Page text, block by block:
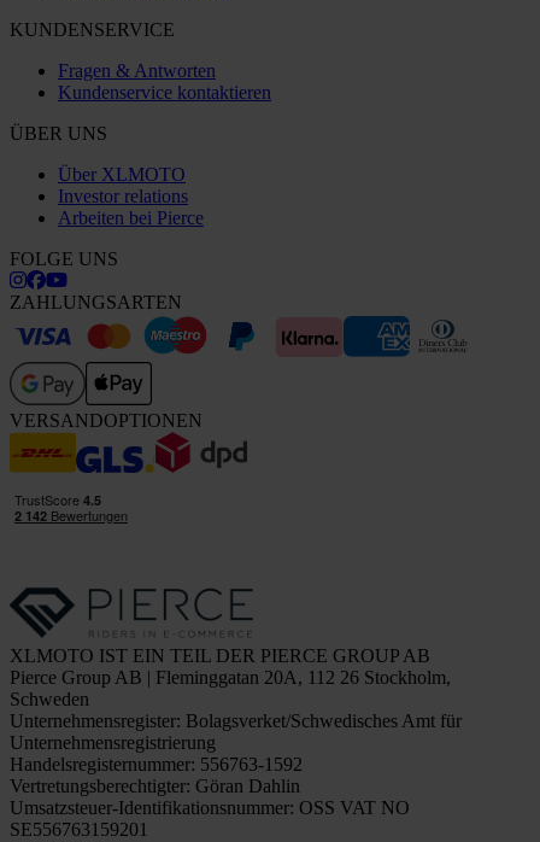
KUNDENSERVICE
Fragen & Antworten
Kundenservice kontaktieren
ÜBER UNS
Über XLMOTO
Investor relations
Arbeiten bei Pierce
FOLGE UNS
ZAHLUNGSARTEN
VERSANDOPTIONEN
XLMOTO IST EIN TEIL DER PIERCE GROUP AB
Pierce Group AB | Fleminggatan 20A, 112 26 Stockholm,
Schweden
Unternehmensregister: Bolagsverket/Schwedisches Amt für
Unternehmensregistrierung
Handelsregisternummer: 556763-1592
Vertretungsberechtigter: Göran Dahlin
Umsatzsteuer-Identifikationsnummer: OSS VAT NO
SE556763159201